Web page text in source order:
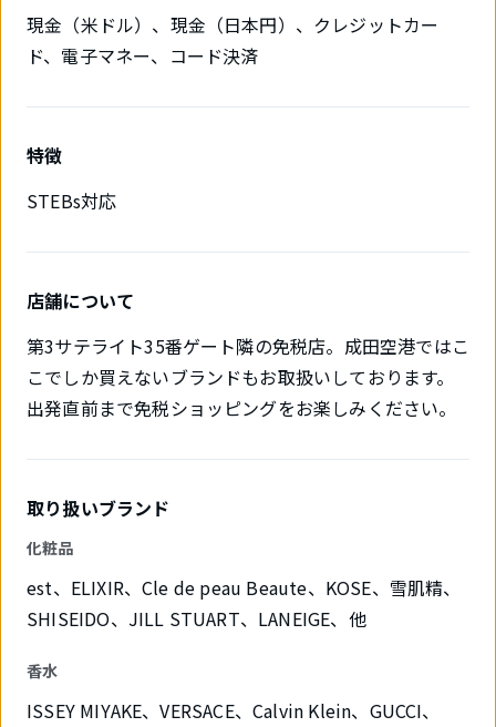
現金（米ドル）、現金（日本円）、クレジットカー
ド、電子マネー、コード決済
特徴
STEBs対応
店舗について
第3サテライト35番ゲート隣の免税店。成田空港ではこ
こでしか買えないブランドもお取扱いしております。
出発直前まで免税ショッピングをお楽しみください。
取り扱いブランド
化粧品
est、ELIXIR、Cle de peau Beaute、KOSE、雪肌精、
SHISEIDO、JILL STUART、LANEIGE、他
香水
ISSEY MIYAKE、VERSACE、Calvin Klein、GUCCI、